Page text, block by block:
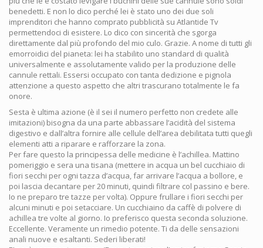
benedetti. E non lo dico perché lei è stato uno dei due soli
imprenditori che hanno comprato pubblicità su Atlantide Tv
permettendoci di esistere. Lo dico con sincerità che sgorga
direttamente dal più profondo del mio culo. Grazie. A nome di tutti gli
emorroidici del pianeta: lei ha stabilito uno standard di qualità
universalmente e assolutamente valido per la produzione delle
cannule rettali. Essersi occupato con tanta dedizione e pignola
attenzione a questo aspetto che altri trascurano totalmente le fa
onore.
Sesta è ultima azione (è il sei il numero perfetto non credete alle
imitazioni) bisogna da una parte abbassare l’acidità del sistema
digestivo e dall’altra fornire alle cellule dell’area debilitata tutti quegli
elementi atti a riparare e rafforzare la zona.
Per fare questo la principessa delle medicine è l’achillea. Mattino
pomeriggio e sera una tisana (mettere in acqua un bel cucchiaio di
fiori secchi per ogni tazza d’acqua, far arrivare l’acqua a bollore, e
poi lascia decantare per 20 minuti, quindi filtrare col passino e bere.
Io ne preparo tre tazze per volta). Oppure frullare i fiori secchi per
alcuni minuti e poi setacciare. Un cucchiaino da caffè di polvere di
achillea tre volte al giorno. Io preferisco questa seconda soluzione.
Eccellente. Veramente un rimedio potente. Ti da delle sensazioni
anali nuove e esaltanti. Sederi liberati!